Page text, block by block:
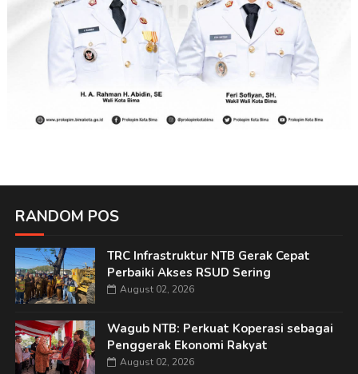
RANDOM POS
TRC Infrastruktur NTB Gerak Cepat
Perbaiki Akses RSUD Sering
August 02, 2026
Wagub NTB: Perkuat Koperasi sebagai
Penggerak Ekonomi Rakyat
August 02, 2026